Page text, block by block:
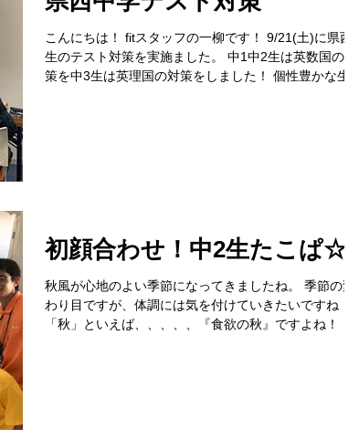
こんにちは！ fitスタッフの一柳です！ 9/21(土)に県西中
生のテスト対策を実施ました。 中1中2生は英数国の対
策を中3生は英理国の対策をしました！ 個性豊かな生徒
初顔合わせ！中2生たこぱ☆
秋風が心地のよい季節になってきましたね。 季節の変
わり目ですが、体調には気を付けていきたいですね！
「秋」といえば、、、、、『食欲の秋』ですよね！！！